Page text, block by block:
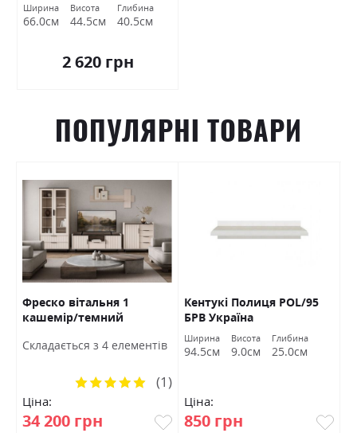
Ширина
66.0см
Висота
44.5см
Глибина
40.5см
2 620 грн
ПОПУЛЯРНІ ТОВАРИ
Фреско вітальня 1
кашемір/темний
Cкладається з 4 елементів
Ціна:
34 200 грн
Рейтинг:
(1)
Кентукі Полиця POL/95
БРВ Україна
Ширина
94.5см
Висота
9.0см
Глибина
25.0см
Ціна:
850 грн